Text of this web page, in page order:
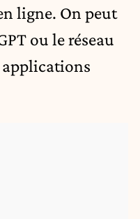
ligne. On peut
ou le réseau
applications